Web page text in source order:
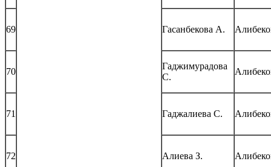
69 Гасанбекова А.
70
Гаджимурадова
С.
71 Гаджалиева С.
72 Алиева З.